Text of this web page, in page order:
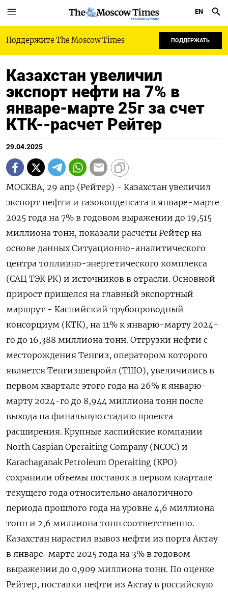
РУССКАЯ СЛУЖБА
EN
Поддержите The Moscow Times ПОДДЕРЖАТЬ
Казахстан увеличил
экспорт нефти на 7% в
январе-марте 25г за счет
КТК--расчет Рейтер
29.04.2025
МОСКВА, 29 апр (Рейтер) - Казахстан увеличил
экспорт нефти и газоконденсата в январе-марте
2025 года на 7% в годовом выражении до 19,515
миллиона тонн, показали расчеты Рейтер на
основе данных Ситуационно-аналитического
центра топливно-энергетического комплекса
(САЦ ТЭК РК) и источников в отрасли. Основной
прирост пришелся на главный экспортный
маршрут - Каспийский трубопроводный
консорциум (КТК), на 11% к январю-марту 2024-
го до 16,388 миллиона тонн. Отгрузки нефти с
месторождения Тенгиз, оператором которого
является Тенгизшевройл (ТШО), увеличились в
первом квартале этого года на 26% к январю-
марту 2024-го до 8,944 миллиона тонн после
выхода на финальную стадию проекта
расширения. Крупные каспийские компании
North Caspian Operaiting Company (NCOC) и
Karachaganak Petroleum Operaiting (KPO)
сохранили объемы поставок в первом квартале
текущего года относительно аналогичного
периода прошлого года на уровне 4,6 миллиона
тонн и 2,6 миллиона тонн соответственно.
Казахстан нарастил вывоз нефти из порта Актау
в январе-марте 2025 года на 3% в годовом
выражении до 0,909 миллиона тонн. По оценке
Рейтер, поставки нефти из Актау в российскую